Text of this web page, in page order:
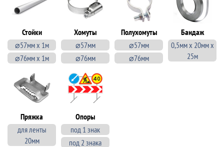
Стойки
⌀57мм х 1м
⌀76мм х 1м
Хомуты
⌀57мм
⌀76мм
Полухомуты
⌀57мм
⌀76мм
Бандаж
0,5мм х 20мм х
25м
Пряжка
для ленты
20мм
Опоры
под 1 знак
под 2 знака